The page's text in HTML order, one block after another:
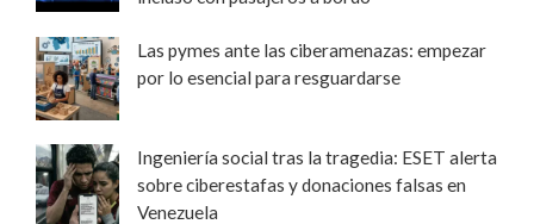
Las pymes ante las ciberamenazas: empezar
por lo esencial para resguardarse
Ingeniería social tras la tragedia: ESET alerta
sobre ciberestafas y donaciones falsas en
Venezuela